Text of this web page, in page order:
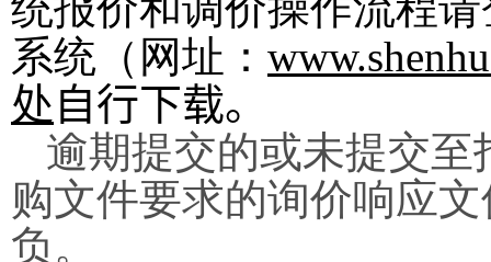
系统（网址：
处自行下载。
逾期提交的或未提交
购文件要求的询价响应
负。